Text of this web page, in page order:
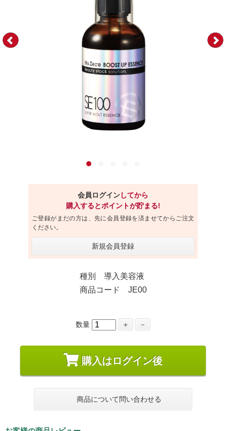
会員ログインしてから
購入するとポイントが貯まる!
ご登録がまだの方は、先に会員登録を済ませてからご注文
ください。
新規会員登録
種別 導入美容液
商品コード JE00
数量 ＋ －
購入はログイン後
商品について問い合わせる